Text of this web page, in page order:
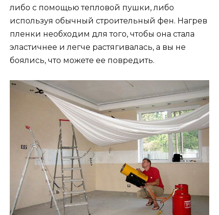
либо с помощью тепловой пушки, либо
используя обычный строительный фен. Нагрев
пленки необходим для того, чтобы она стала
эластичнее и легче растягивалась, а вы не
боялись, что можете ее повредить.